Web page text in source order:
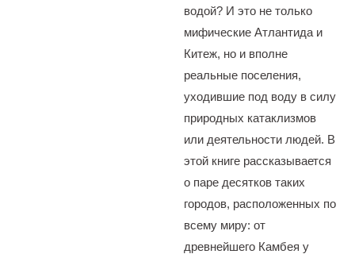
водой? И это не только
мифические Атлантида и
Китеж, но и вполне
реальные поселения,
уходившие под воду в силу
природных катаклизмов
или деятельности людей. В
этой книге рассказывается
о паре десятков таких
городов, расположенных по
всему миру: от
древнейшего Камбея у